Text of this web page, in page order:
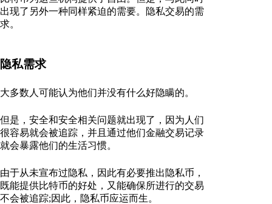
出现了另外一种同样紧迫的需要。隐私交易的需
求。
隐私需求
大多数人可能认为他们并没有什么好隐瞒的。
但是，安全和安全相关问题就出现了，因为人们
很容易就会被追踪，并且通过他们金融交易记录
就会暴露他们的生活习惯。
由于从未宣布过隐私，因此有必要推出隐私币，
既能提供比特币的好处，又能确保所进行的交易
不会被追踪;因此，隐私币应运而生。